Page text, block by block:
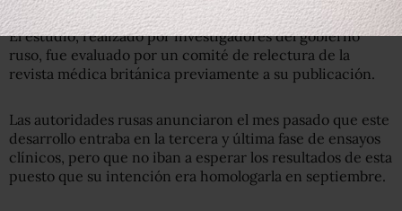
El estudio, realizado por investigadores del gobierno
ruso, fue evaluado por un comité de relectura de la
revista médica británica previamente a su publicación.
Las autoridades rusas anunciaron el mes pasado que este
desarrollo entraba en la tercera y última fase de ensayos
clínicos, pero que no iban a esperar los resultados de esta
puesto que su intención era homologarla en septiembre.